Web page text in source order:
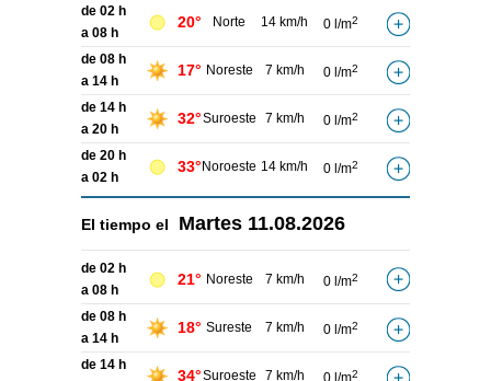
de 02 h
a 08 h
20° Norte 14 km/h 0 l/m2
de 08 h
a 14 h
17° Noreste 7 km/h 0 l/m2
de 14 h
a 20 h
32°Suroeste 7 km/h 0 l/m2
de 20 h
a 02 h
33° Noroeste 14 km/h 0 l/m2
El tiempo el Martes 11.08.2026
de 02 h
a 08 h
21° Noreste 7 km/h 0 l/m2
de 08 h
a 14 h
18° Sureste 7 km/h 0 l/m2
de 14 h
34°Suroeste 7 km/h 2